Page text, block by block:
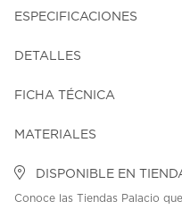
ESPECIFICACIONES
DETALLES
FICHA TÉCNICA
MATERIALES
DISPONIBLE EN
Conoce las Tiendas Palacio